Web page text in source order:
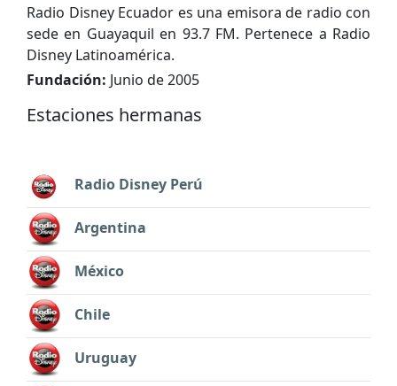
Radio Disney Ecuador es una emisora de radio con
sede en Guayaquil en 93.7 FM. Pertenece a Radio
Disney Latinoamérica.
Fundación: Junio de 2005
Estaciones hermanas
Radio Disney Perú
Argentina
México
Chile
Uruguay